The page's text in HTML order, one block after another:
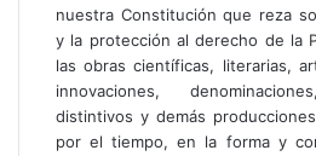
nuestra Constitución que reza
y la protección al derecho de la
las obras científicas, literarias,
innovaciones,
distintivos y demás
por el tiempo, en la forma y